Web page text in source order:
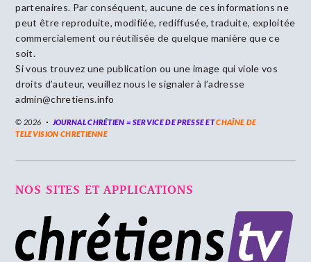
partenaires. Par conséquent, aucune de ces informations ne
peut être reproduite, modifiée, rediffusée, traduite, exploitée
commercialement ou réutilisée de quelque manière que ce
soit.
Si vous trouvez une publication ou une image qui viole vos
droits d’auteur, veuillez nous le signaler à l’adresse
admin@chretiens.info
© 2026 JOURNAL CHRÉTIEN = SERVICE DE PRESSE ETCHAÎNE DE
TELEVISION CHRETIENNE
NOS SITES ET APPLICATIONS